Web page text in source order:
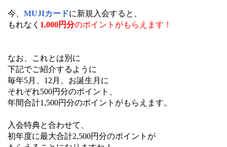
今、 MUJIカードに新規入会すると、
もれなく 1,000円分のポイントがもらえます！
なお、これとは別に
下記でご紹介するように
毎年5月、12月、お誕生月に
それぞれ500円分のポイント、
年間合計1,500円分のポイントがもらえます。
入会特典と合わせて、
初年度に最大合計2,500円分のポイントが